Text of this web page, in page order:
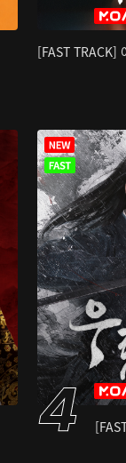
[FAST TRACK]